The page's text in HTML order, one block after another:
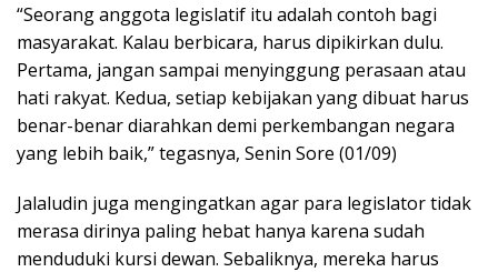
“Seorang anggota legislatif itu adalah contoh bagi
masyarakat. Kalau berbicara, harus dipikirkan dulu.
Pertama, jangan sampai menyinggung perasaan atau
hati rakyat. Kedua, setiap kebijakan yang dibuat harus
benar-benar diarahkan demi perkembangan negara
yang lebih baik,” tegasnya, Senin Sore (01/09)
Jalaludin juga mengingatkan agar para legislator tidak
merasa dirinya paling hebat hanya karena sudah
menduduki kursi dewan. Sebaliknya, mereka harus